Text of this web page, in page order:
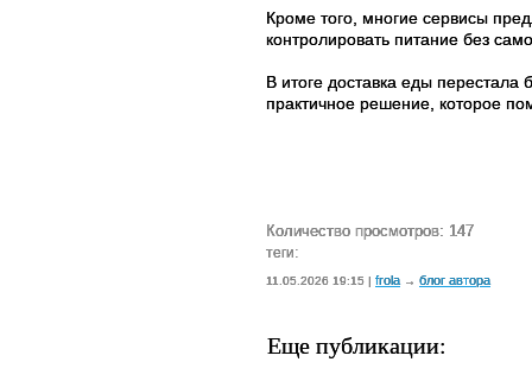
Кроме того, многие сервисы
контролировать питание без
В итоге доставка еды
практичное решение, которое
Количество просмотров: 147
теги:
11.05.2026 19:15 | frola → блог автора
Еще публикации: